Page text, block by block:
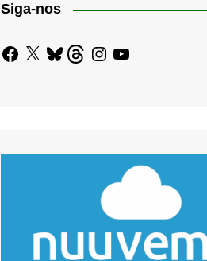
Siga-nos
Facebook
X BlueskyThreadsInstagram
YouTube